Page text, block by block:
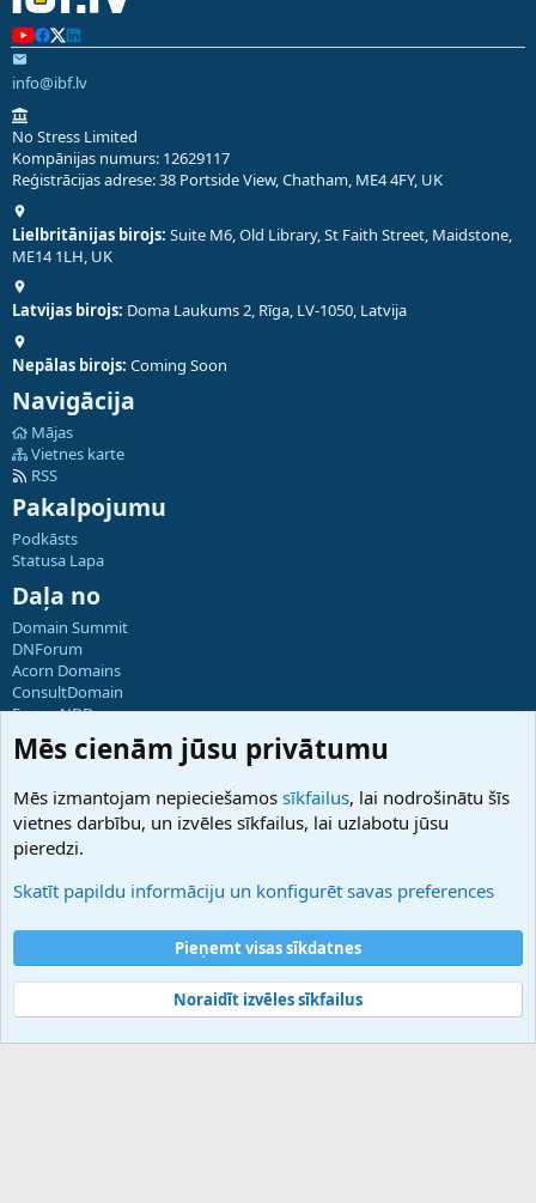
info@ibf.lv
No Stress Limited
Kompānijas numurs: 12629117
Reģistrācijas adrese: 38 Portside View, Chatham, ME4 4FY, UK
Lielbritānijas birojs: Suite M6, Old Library, St Faith Street, Maidstone,
ME14 1LH, UK
Latvijas birojs: Doma Laukums 2, Rīga, LV-1050, Latvija
Nepālas birojs: Coming Soon
Navigācija
Mājas
Vietnes karte
RSS
Pakalpojumu
Podkāsts
Statusa Lapa
Daļa no
Domain Summit
DNForum
Acorn Domains
ConsultDomain
ForumNDD
Domainforum.ro
27.be
Hostmaria
Atbalsts
Palīdzība
Noteikumi un nosacījumi
Privātuma politika
Community platform by XenForo® © 2010-2025 XenForo Ltd.
Mēs cienām jūsu privātumu
Mēs izmantojam nepieciešamos sīkfailus, lai nodrošinātu šīs
vietnes darbību, un izvēles sīkfailus, lai uzlabotu jūsu
pieredzi.
Skatīt papildu informāciju un konfigurēt savas preferences
Pieņemt visas sīkdatnes
Noraidīt izvēles sīkfailus